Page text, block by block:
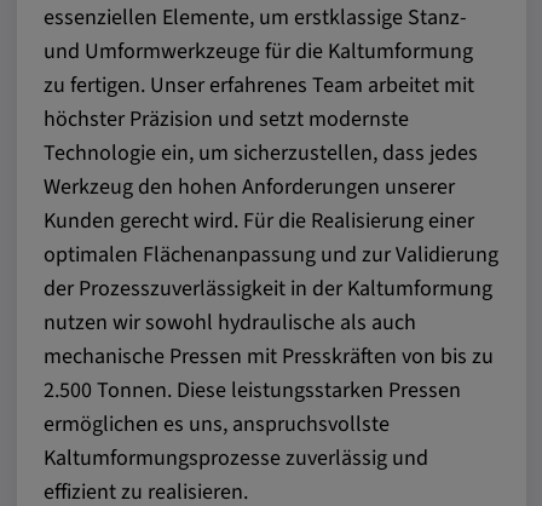
essenziellen Elemente, um erstklassige Stanz-
und Umformwerkzeuge für die Kaltumformung
zu fertigen. Unser erfahrenes Team arbeitet mit
höchster Präzision und setzt modernste
Technologie ein, um sicherzustellen, dass jedes
Werkzeug den hohen Anforderungen unserer
Kunden gerecht wird. Für die Realisierung einer
optimalen Flächenanpassung und zur Validierung
der Prozesszuverlässigkeit in der Kaltumformung
nutzen wir sowohl hydraulische als auch
mechanische Pressen mit Presskräften von bis zu
2.500 Tonnen. Diese leistungsstarken Pressen
ermöglichen es uns, anspruchsvollste
Kaltumformungsprozesse zuverlässig und
effizient zu realisieren.